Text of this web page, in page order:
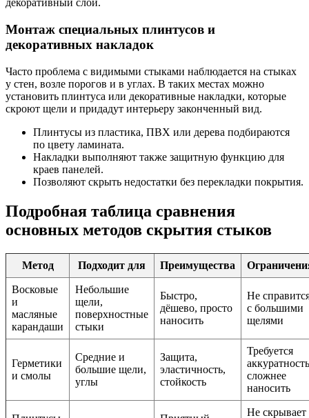
декоративный слой.
Монтаж специальных плинтусов и
декоративных накладок
Часто проблема с видимыми стыками наблюдается на стыках
у стен, возле порогов и в углах. В таких местах можно
установить плинтуса или декоративные накладки, которые
скроют щели и придадут интерьеру законченный вид.
Плинтусы из пластика, ПВХ или дерева подбираются
по цвету ламината.
Накладки выполняют также защитную функцию для
краев панелей.
Позволяют скрыть недостатки без перекладки покрытия.
Подробная таблица сравнения
основных методов скрытия стыков
Метод Подходит для Преимущества
Восковые
и
масляные
карандаши
Небольшие
щели,
поверхностные
стыки
Быстро,
дёшево, просто
наносить
Не
с большими
щелями
Герметики
и смолы
Средние и
большие щели,
углы
Защита,
эластичность,
стойкость
Требуется
сложнее
наносить
Не скрывает